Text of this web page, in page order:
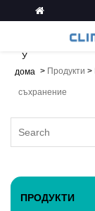
У
дома > Продукти >
съхранение
ПРОДУКТИ